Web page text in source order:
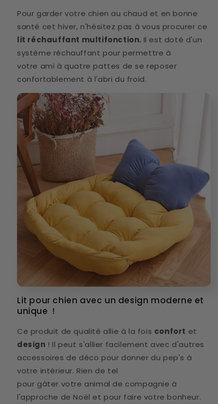
Pour garder votre chien au chaud et en bonne
santé cet hiver, n'hésitez pas à vous procurer ce
lit réchauffant multifonction. Il est doté d'un
système réchauffant pour permettre à
votre ami à quatre pattes de se reposer
confortablement à l'abri du froid.
Lit pour chien avec un design moderne et
unique !
Ce produit de qualité allie à la fois confort et
design ! Il peut s'allier facilement avec d'autres
accessoires de déco pour donner du pep's à
votre intérieur. Rien de tel
pour gâter votre animal de compagnie à
l'approche de Noël et pour faire votre bonheur.